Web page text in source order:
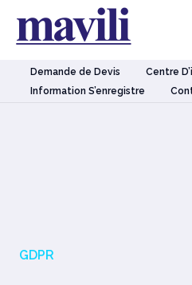
Demande de Devis
Centre
Information S’enregistre
GDPR